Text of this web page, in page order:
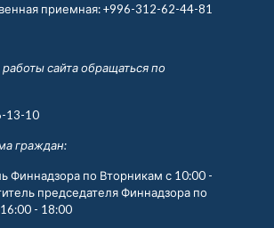
приемная:+996-312-62-44-81
сайта обращаться по
13-10
граждан:
Финнадзора по Вторникам с 10:00 -
председателя Финнадзора по
- 18:00